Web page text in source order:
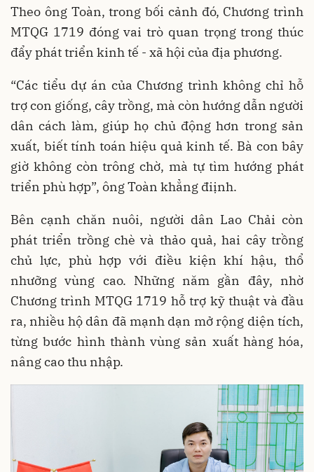
Theo ông Toàn, trong bối cảnh đó, Chương trình
MTQG 1719 đóng vai trò quan trọng trong thúc
đẩy phát triển kinh tế - xã hội của địa phương.
“Các tiểu dự án của Chương trình không chỉ hỗ
trợ con giống, cây trồng, mà còn hướng dẫn người
dân cách làm, giúp họ chủ động hơn trong sản
xuất, biết tính toán hiệu quả kinh tế. Bà con bây
giờ không còn trông chờ, mà tự tìm hướng phát
triển phù hợp”, ông Toàn khẳng điịnh.
Bên cạnh chăn nuôi, người dân Lao Chải còn
phát triển trồng chè và thảo quả, hai cây trồng
chủ lực, phù hợp với điều kiện khí hậu, thổ
nhưỡng vùng cao. Những năm gần đây, nhờ
Chương trình MTQG 1719 hỗ trợ kỹ thuật và đầu
ra, nhiều hộ dân đã mạnh dạn mở rộng diện tích,
từng bước hình thành vùng sản xuất hàng hóa,
nâng cao thu nhập.